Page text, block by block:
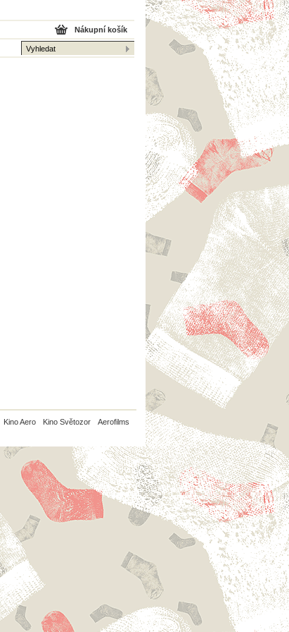
Nákupní košík
Kino Aero Kino Světozor Aerofilms